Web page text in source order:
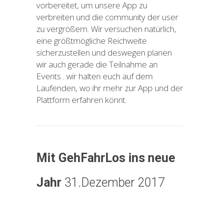
vorbereitet, um unsere App zu
verbreiten und die community der user
zu vergrößern. Wir versuchen natürlich,
eine größtmögliche Reichweite
sicherzustellen und deswegen planen
wir auch gerade die Teilnahme an
Events…wir halten euch auf dem
Laufenden, wo ihr mehr zur App und der
Plattform erfahren könnt.
Mit GehFahrLos ins neue
Jahr 31.Dezember 2017